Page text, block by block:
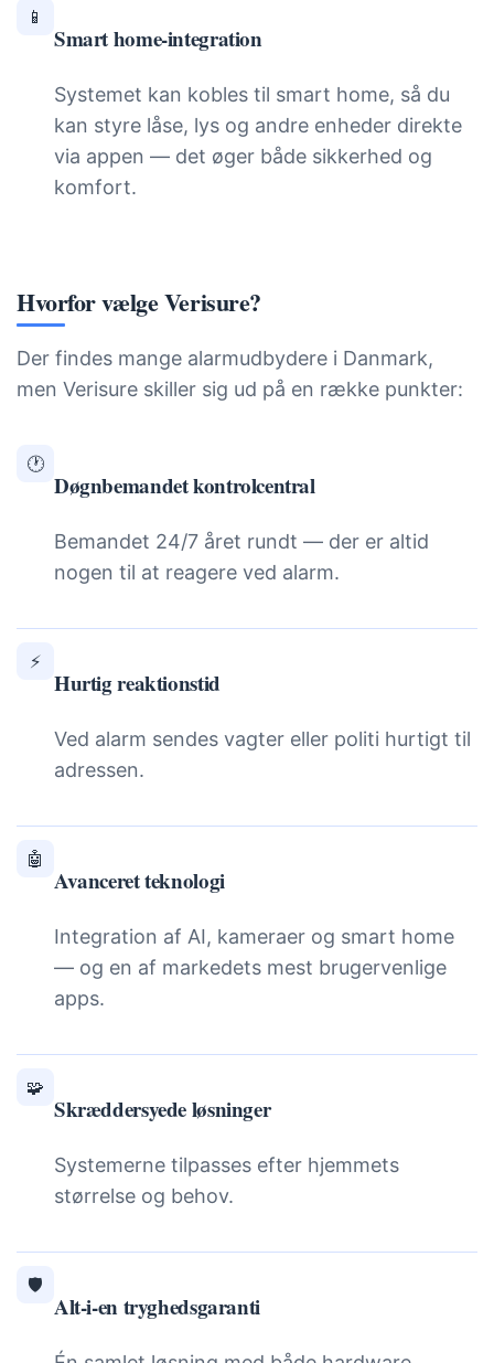
📱
Smart home-integration
Systemet kan kobles til smart home, så du
kan styre låse, lys og andre enheder direkte
via appen — det øger både sikkerhed og
komfort.
Hvorfor vælge Verisure?
Der findes mange alarmudbydere i Danmark,
men Verisure skiller sig ud på en række punkter:
🕐
Døgnbemandet kontrolcentral
Bemandet 24/7 året rundt — der er altid
nogen til at reagere ved alarm.
⚡
Hurtig reaktionstid
Ved alarm sendes vagter eller politi hurtigt til
adressen.
🤖
Avanceret teknologi
Integration af AI, kameraer og smart home
— og en af markedets mest brugervenlige
apps.
🧩
Skræddersyede løsninger
Systemerne tilpasses efter hjemmets
størrelse og behov.
🛡️
Alt-i-en tryghedsgaranti